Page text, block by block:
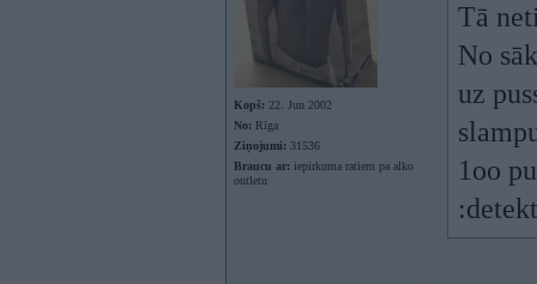
Kopš: 22. Jun 2002
No: Rīga
Ziņojumi: 31536
Braucu ar: iepirkuma ratiem pa alko
outletu
Tā
No
uz
1oo